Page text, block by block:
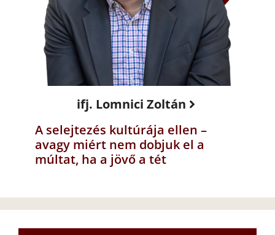
ifj. Lomnici Zoltán
A selejtezés kultúrája ellen –
avagy miért nem dobjuk el a
múltat, ha a jövő a tét